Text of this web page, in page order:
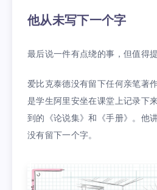
他从未写下一个字
最后说一件有点绕的事，但值得提
爱比克泰德没有留下任何亲笔著
是学生阿里安坐在课堂上记录下
到的《论说集》和《手册》。他
没有留下一个字。